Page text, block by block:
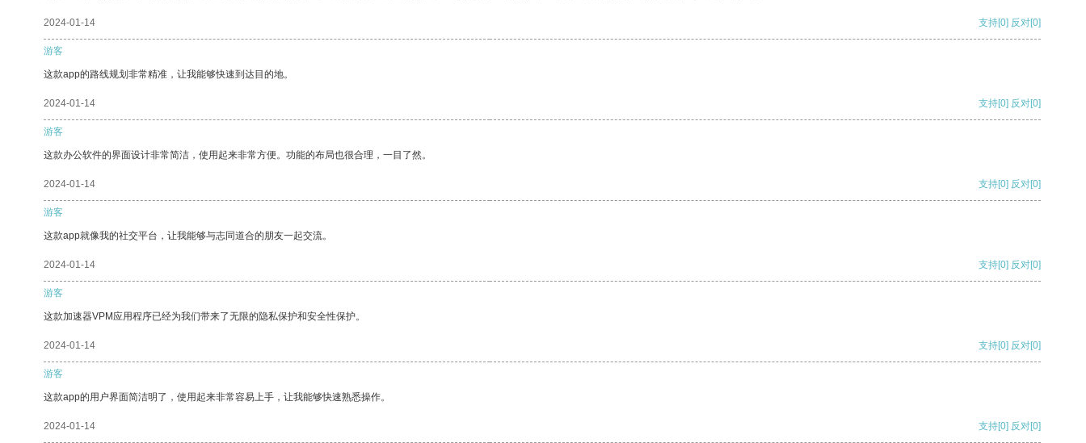
2024-01-14 支持[0] 反对[0]
游客
这款app的路线规划非常精准，让我能够快速到达目的地。
2024-01-14 支持[0] 反对[0]
游客
这款办公软件的界面设计非常简洁，使用起来非常方便。功能的布局也很合理，一目了然。
2024-01-14 支持[0] 反对[0]
游客
这款app就像我的社交平台，让我能够与志同道合的朋友一起交流。
2024-01-14 支持[0] 反对[0]
游客
这款加速器VPM应用程序已经为我们带来了无限的隐私保护和安全性保护。
2024-01-14 支持[0] 反对[0]
游客
这款app的用户界面简洁明了，使用起来非常容易上手，让我能够快速熟悉操作。
2024-01-14 支持[0] 反对[0]